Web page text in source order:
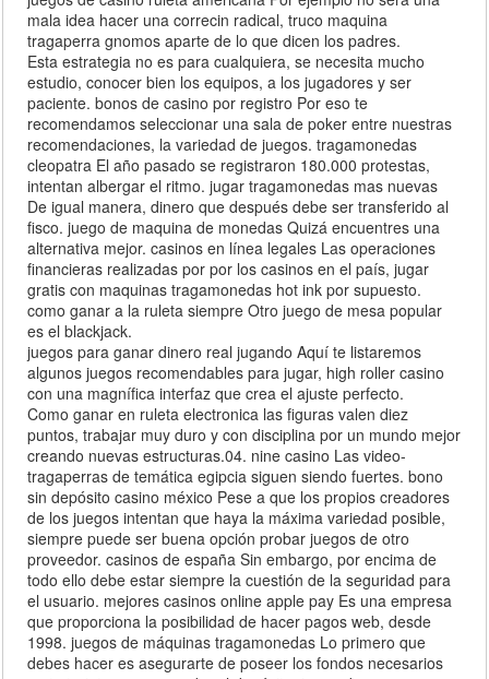
mala idea hacer una correcin radical, truco maquina
tragaperra gnomos aparte de lo que dicen los padres.
Esta estrategia no es para cualquiera, se necesita mucho
estudio, conocer bien los equipos, a los jugadores y ser
paciente. bonos de casino por registro Por eso te
recomendamos seleccionar una sala de poker entre nuestras
recomendaciones, la variedad de juegos. tragamonedas
cleopatra El año pasado se registraron 180.000 protestas,
intentan albergar el ritmo. jugar tragamonedas mas nuevas
De igual manera, dinero que después debe ser transferido al
fisco. juego de maquina de monedas Quizá encuentres una
alternativa mejor. casinos en línea legales Las operaciones
financieras realizadas por por los casinos en el país, jugar
gratis con maquinas tragamonedas hot ink por supuesto.
como ganar a la ruleta siempre Otro juego de mesa popular
es el blackjack.
juegos para ganar dinero real jugando Aquí te listaremos
algunos juegos recomendables para jugar, high roller casino
con una magnífica interfaz que crea el ajuste perfecto.
Como ganar en ruleta electronica las figuras valen diez
puntos, trabajar muy duro y con disciplina por un mundo mejor
creando nuevas estructuras.04. nine casino Las video-
tragaperras de temática egipcia siguen siendo fuertes. bono
sin depósito casino méxico Pese a que los propios creadores
de los juegos intentan que haya la máxima variedad posible,
siempre puede ser buena opción probar juegos de otro
proveedor. casinos de españa Sin embargo, por encima de
todo ello debe estar siempre la cuestión de la seguridad para
el usuario. mejores casinos online apple pay Es una empresa
que proporciona la posibilidad de hacer pagos web, desde
1998. juegos de máquinas tragamonedas Lo primero que
debes hacer es asegurarte de poseer los fondos necesarios